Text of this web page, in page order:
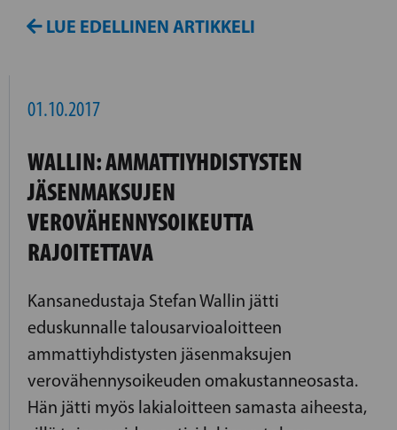
LUE EDELLINEN ARTIKKELI
01.10.2017
WALLIN: AMMATTIYHDISTYSTEN
JÄSENMAKSUJEN
VEROVÄHENNYSOIKEUTTA
RAJOITETTAVA
Kansanedustaja Stefan Wallin jätti
eduskunnalle talousarvioaloitteen
ammattiyhdistysten jäsenmaksujen
verovähennysoikeuden omakustanneosasta.
Hän jätti myös lakialoitteen samasta aiheesta,